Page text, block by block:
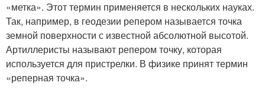
«метка». Этот термин применяется в нескольких науках.
Так, например, в геодезии репером называется точка
земной поверхности с известной абсолютной высотой.
Артиллеристы называют репером точку, которая
используется для пристрелки. В физике принят термин
«реперная точка».